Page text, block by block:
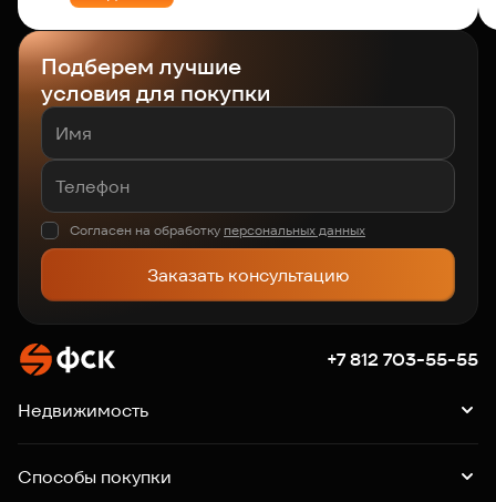
Подберем лучшие
условия для покупки
Согласен на обработку персональных данных
Заказать консультацию
+7 812 703-55-55
Недвижимость
Квартиры
Машино-места
Коммерция
Способы покупки